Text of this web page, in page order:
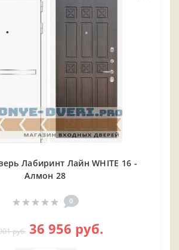
Лабиринт Лайн WHITE 16 -
Алмон 28
0
руб. 36 956 руб.